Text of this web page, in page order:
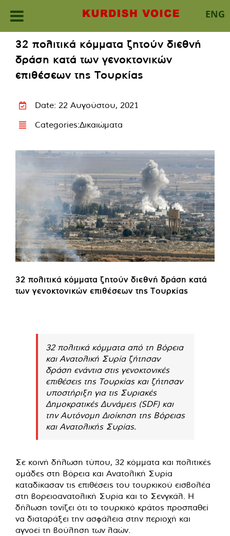
ENG
content
32 πολιτικά κόμματα ζητούν διεθνή
δράση κατά των γενοκτονικών
επιθέσεων της Τουρκίας
Date: 22 Αυγούστου, 2021
Categories:Δικαιώματα
32 πολιτικά κόμματα ζητούν διεθνή δράση κατά
των γενοκτονικών επιθέσεων της Τουρκίας
32 πολιτικά κόμματα από τη Βόρεια
και Ανατολική Συρία ζήτησαν
δράση ενάντια στις γενοκτονικές
επιθέσεις της Τουρκίας και ζήτησαν
υποστήριξη για τις Συριακές
Δημοκρατικές Δυνάμεις (SDF) και
την Αυτόνομη Διοίκηση της Βόρειας
και Ανατολικής Συρίας.
Σε κοινή δήλωση τύπου, 32 κόμματα και πολιτικές
ομάδες στη Βόρεια και Ανατολική Συρία
καταδίκασαν τις επιθέσεις του τουρκικού εισβολέα
στη βορειοανατολική Συρία και το Σενγκάλ. Η
δήλωση τονίζει ότι το τουρκικό κράτος προσπαθεί
να διαταράξει την ασφάλεια στην περιοχή και
αγνοεί τη βούληση των λαών.